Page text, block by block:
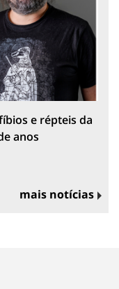
e répteis da
anos
mais notícias